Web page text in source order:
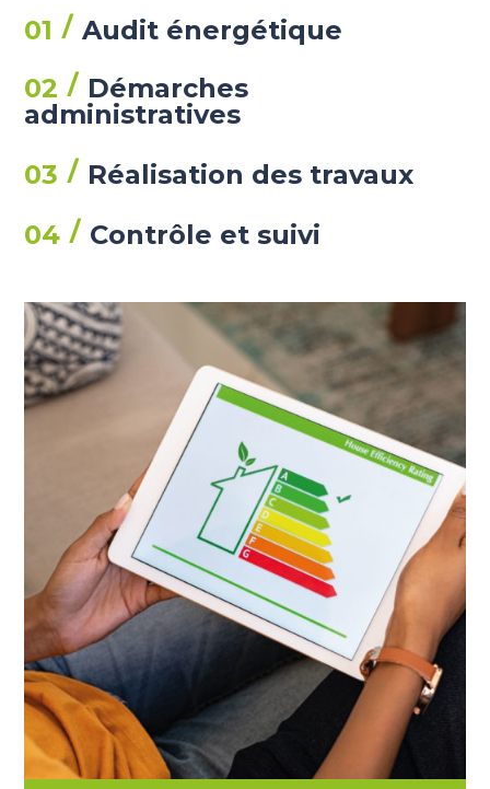
01
Audit énergétique
02
Démarches
administratives
03
Réalisation des travaux
04
Contrôle et suivi